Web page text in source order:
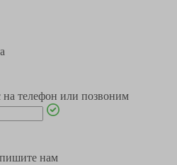
телефон или позвоним
нам